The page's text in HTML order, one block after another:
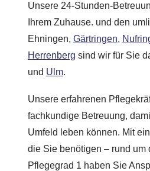
Unsere 24-Stunden-
Ihrem Zuhause. und den
Ehningen, Gärtringen,
Herrenberg sind wir für Sie
und Ulm.
Unsere erfahrenen
fachkundige Betreuung,
Umfeld leben können. Mit
die Sie benötigen – rund um
Pflegegrad 1 haben Sie